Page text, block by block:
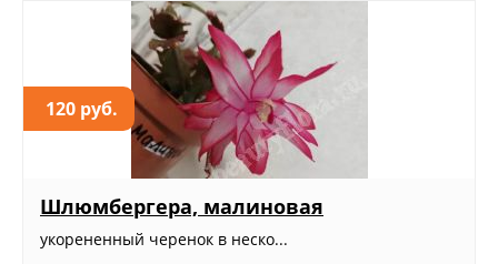
120 руб.
Шлюмбергера, малиновая
укорененный черенок в неско...